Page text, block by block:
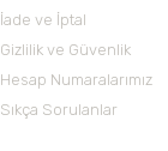
İade ve İptal
Gizlilik ve Güvenlik
Hesap Numaralarımız
Sıkça Sorulanlar